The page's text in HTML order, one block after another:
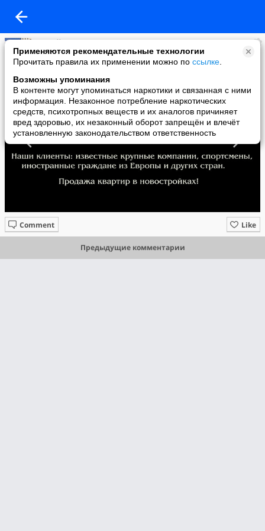
Применяются рекомендательные технологии
Прочитать правила их применении можно по ссылке
Возможны упоминания
В контенте могут упоминаться наркотики и связанная с ними
информация. Незаконное потребление наркотических
средств, психотропных веществ и их аналогов причиняет
вред здоровью, их незаконный оборот запрещён и влечёт
установленную законодательством ответственность
Sергей74
added a photo
03 Sep в 14:14
Like
Comment
Предыдущие комментарии